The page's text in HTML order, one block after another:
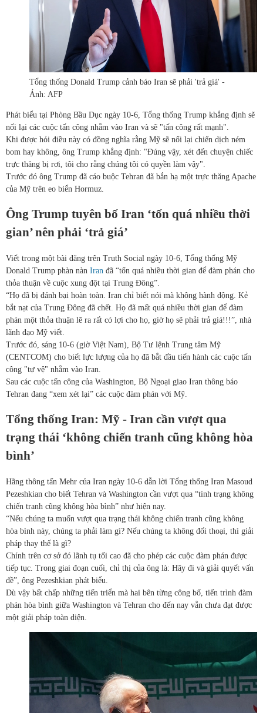
Tổng thống Donald Trump cảnh báo Iran sẽ phải 'trả giá' -
Ảnh: AFP
Phát biểu tại Phòng Bầu Dục ngày 10-6, Tổng thống Trump khẳng định sẽ
nối lại các cuộc tấn công nhằm vào Iran và sẽ "tấn công rất mạnh".
Khi được hỏi điều này có đồng nghĩa rằng Mỹ sẽ nối lại chiến dịch ném
bom hay không, ông Trump khẳng định: "Đúng vậy, xét đến chuyện chiếc
trực thăng bị rơi, tôi cho rằng chúng tôi có quyền làm vậy".
Trước đó ông Trump đã cáo buộc Tehran đã bắn hạ một trực thăng Apache
của Mỹ trên eo biển Hormuz.
Ông Trump tuyên bố Iran ‘tốn quá nhiều thời
gian’ nên phải ‘trả giá’
Viết trong một bài đăng trên Truth Social ngày 10-6, Tổng thống Mỹ
Donald Trump phàn nàn Iran đã “tốn quá nhiều thời gian để đàm phán cho
thỏa thuận về cuộc xung đột tại Trung Đông”.
“Họ đã bị đánh bại hoàn toàn. Iran chỉ biết nói mà không hành động. Kẻ
bắt nạt của Trung Đông đã chết. Họ đã mất quá nhiều thời gian để đàm
phán một thỏa thuận lẽ ra rất có lợi cho họ, giờ họ sẽ phải trả giá!!!”, nhà
lãnh đạo Mỹ viết.
Trước đó, sáng 10-6 (giờ Việt Nam), Bộ Tư lệnh Trung tâm Mỹ
(CENTCOM) cho biết lực lượng của họ đã bắt đầu tiến hành các cuộc tấn
công "tự vệ" nhằm vào Iran.
Sau các cuộc tấn công của Washington, Bộ Ngoại giao Iran thông báo
Tehran đang “xem xét lại” các cuộc đàm phán với Mỹ.
Tổng thống Iran: Mỹ - Iran cần vượt qua
trạng thái ‘không chiến tranh cũng không hòa
bình’
Hãng thông tấn Mehr của Iran ngày 10-6 dẫn lời Tổng thống Iran Masoud
Pezeshkian cho biết Tehran và Washington cần vượt qua “tình trạng không
chiến tranh cũng không hòa bình” như hiện nay.
“Nếu chúng ta muốn vượt qua trạng thái không chiến tranh cũng không
hòa bình này, chúng ta phải làm gì? Nếu chúng ta không đối thoại, thì giải
pháp thay thế là gì?
Chính trên cơ sở đó lãnh tụ tối cao đã cho phép các cuộc đàm phán được
tiếp tục. Trong giai đoạn cuối, chỉ thị của ông là: Hãy đi và giải quyết vấn
đề”, ông Pezeshkian phát biểu.
Dù vậy bất chấp những tiến triển mà hai bên từng công bố, tiến trình đàm
phán hòa bình giữa Washington và Tehran cho đến nay vẫn chưa đạt được
một giải pháp toàn diện.